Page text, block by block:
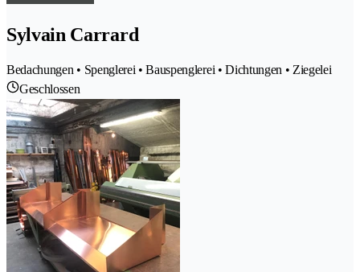
Sylvain Carrard
Bedachungen • Spenglerei • Bauspenglerei • Dichtungen • Ziegelei
Geschlossen